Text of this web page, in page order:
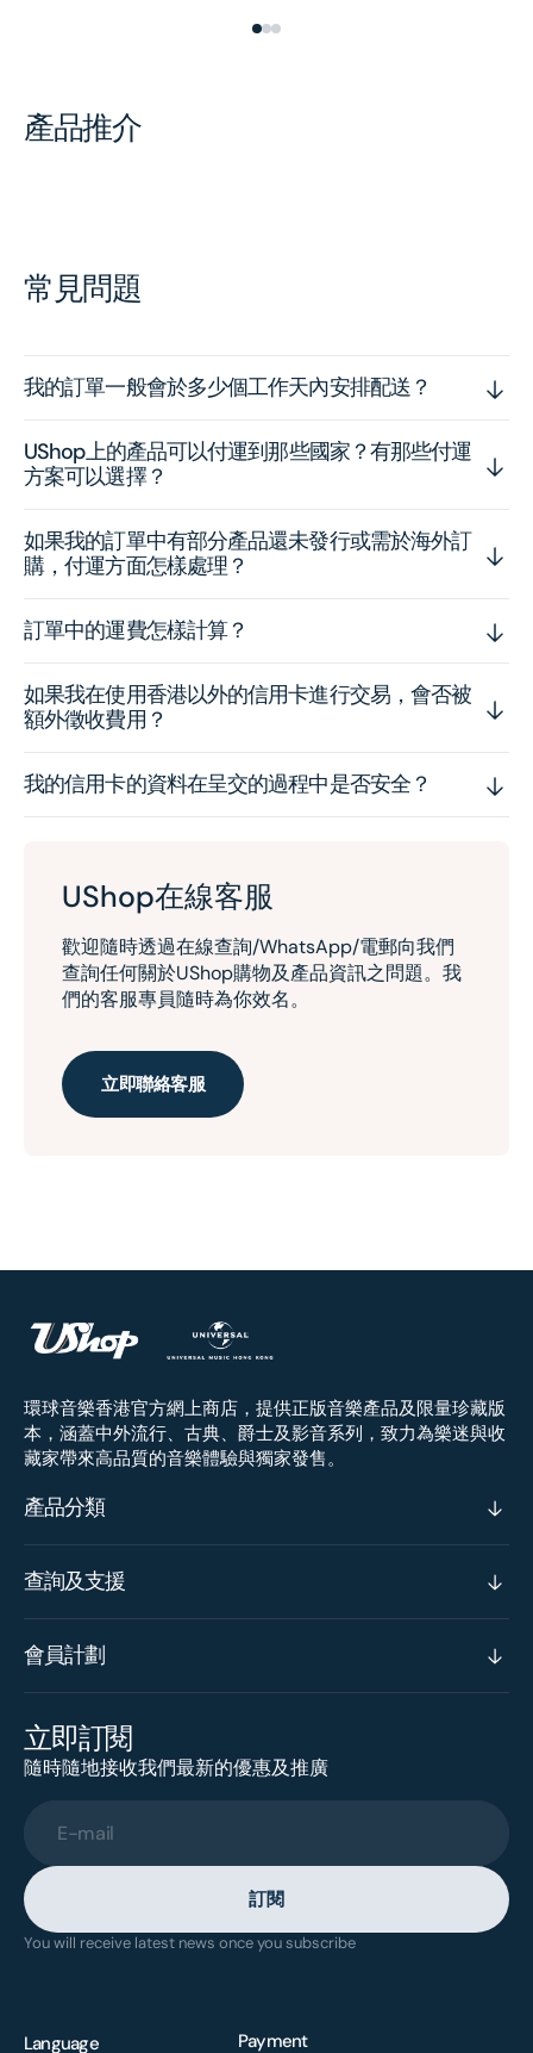
產品推介
常見問題
我的訂單一般會於多少個工作天內安排配送？
UShop上的產品可以付運到那些國家？有那些付運
方案可以選擇？
如果我的訂單中有部分產品還未發行或需於海外訂
購，付運方面怎樣處理？
訂單中的運費怎樣計算？
如果我在使用香港以外的信用卡進行交易，會否被
額外徵收費用？
我的信用卡的資料在呈交的過程中是否安全？
UShop在線客服
歡迎隨時透過在線查詢/WhatsApp/電郵向我們
查詢任何關於UShop購物及產品資訊之問題。我
們的客服專員隨時為你效名。
立即聯絡客服
環球音樂香港官方網上商店，提供正版音樂產品及限量珍藏版
本，涵蓋中外流行、古典、爵士及影音系列，致力為樂迷與收
藏家帶來高品質的音樂體驗與獨家發售。
產品分類
查詢及支援
會員計劃
立即訂閱
隨時隨地接收我們最新的優惠及推廣
E-mail
訂閱
You will receive latest news once you subscribe
Language Payment